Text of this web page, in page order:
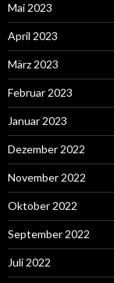
Mai 2023
April 2023
März 2023
Februar 2023
Januar 2023
Dezember 2022
November 2022
Oktober 2022
September 2022
Juli 2022